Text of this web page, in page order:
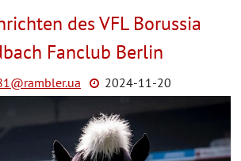
des VFL Borussia
Fanclub Berlin
2024-11-20